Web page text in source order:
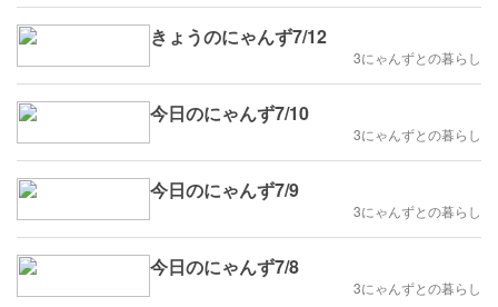
きょうのにゃんず7/12
3にゃんずとの暮らし
今日のにゃんず7/10
3にゃんずとの暮らし
今日のにゃんず7/9
3にゃんずとの暮らし
今日のにゃんず7/8
3にゃんずとの暮らし